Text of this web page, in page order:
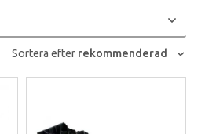
Sortera efter rekommenderad